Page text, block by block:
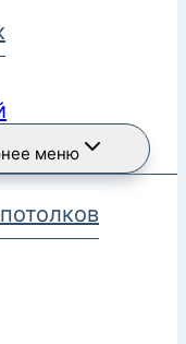
меню